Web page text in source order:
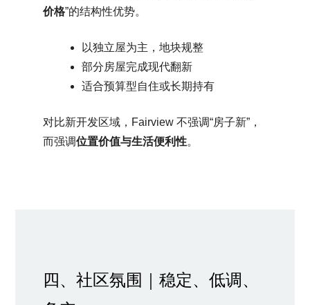
价格”的结构性优势。
以独立屋为主，地块规整
部分房屋完成现代翻新
适合预算型自住或长期持有
对比新开发区域，Fairview 不强调“房子新”，
而强调位置价值与生活便利性。
四、社区氛围｜稳定、低调、